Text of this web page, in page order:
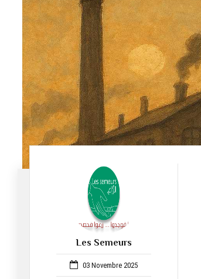
Les Semeurs
03 Novembre 2025